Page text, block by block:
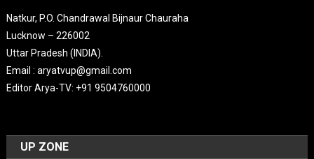
Natkur, P.O. Chandrawal Bijnaur Chauraha
Lucknow – 226002
Uttar Pradesh (INDIA).
Email : aryatvup@gmail.com
Editor Arya-TV: +91 9504760000
UP ZONE